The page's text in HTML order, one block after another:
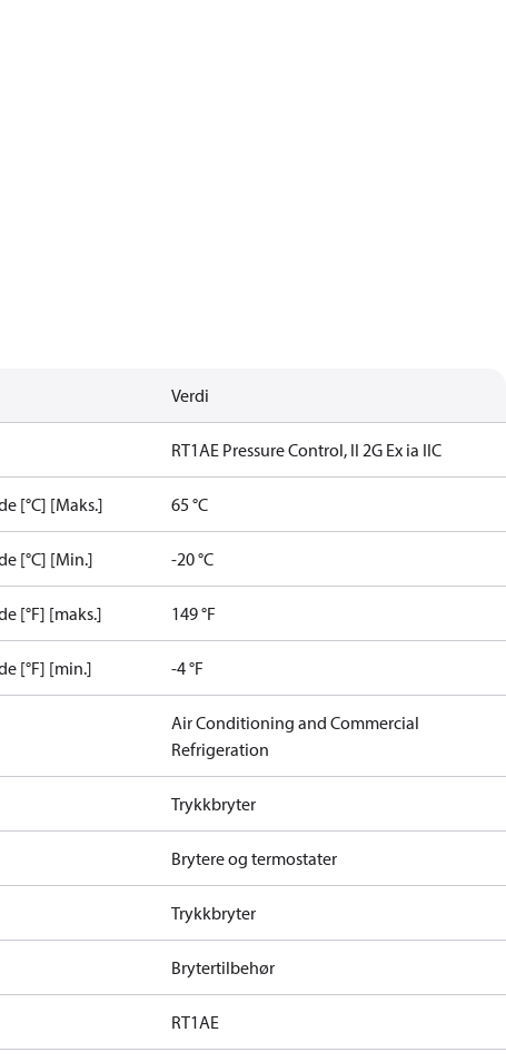
Verdi
RT1AE Pressure Control, II 2G Ex ia IIC
[°C] [Maks.] 65 °C
[°C] [Min.] -20 °C
[°F] [maks.] 149 °F
[°F] [min.] -4 °F
Air Conditioning and Commercial
Refrigeration
Trykkbryter
Brytere og termostater
Trykkbryter
Brytertilbehør
RT1AE